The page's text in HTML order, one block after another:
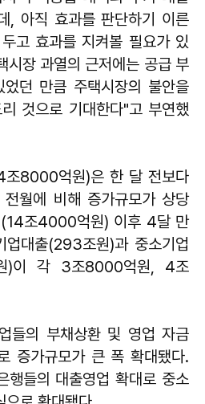
, 아직 효과를 판단하기 이른
고 효과를 지켜볼 필요가 있
시장 과열의 근저에는 공급 부
던 만큼 주택시장의 불안을
것으로 기대한다"고 부연했
조8000억원)은 한 달 전보다
월에 비해 증가규모가 상당
조4000억원) 이후 4달 만
업대출(293조원)과 중소기업
)이 각 3조8000억원, 4조
들의 부채상환 및 영업 자금
증가규모가 큰 폭 확대됐다.
행들의 대출영업 확대로 중소